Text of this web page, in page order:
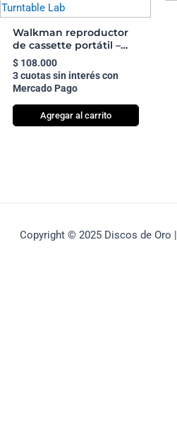
Walkman reproductor
de cassette portátil –
Lofi One / Turntable Lab
$108.000
3 cuotas sin interés con
Mercado Pago
Agregar al carrito
Copyright © 2025 Discos de Oro |